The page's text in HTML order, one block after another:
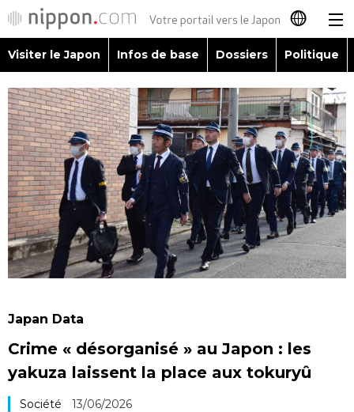
日本語
English
简体字
繁體字
Español
العربية
Visiter le Japon
Infos de base
Dossiers
Société
Visiter le Japon Infos de base Dossiers Politique
Japan Data
Crime « désorganisé » au Japon : les
yakuza laissent la place aux tokuryû
Société 13/06/2026